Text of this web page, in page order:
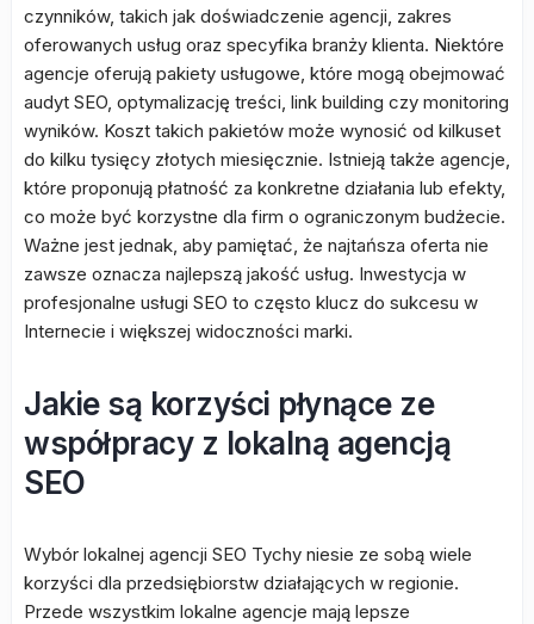
czynników, takich jak doświadczenie agencji, zakres
oferowanych usług oraz specyfika branży klienta. Niektóre
agencje oferują pakiety usługowe, które mogą obejmować
audyt SEO, optymalizację treści, link building czy monitoring
wyników. Koszt takich pakietów może wynosić od kilkuset
do kilku tysięcy złotych miesięcznie. Istnieją także agencje,
które proponują płatność za konkretne działania lub efekty,
co może być korzystne dla firm o ograniczonym budżecie.
Ważne jest jednak, aby pamiętać, że najtańsza oferta nie
zawsze oznacza najlepszą jakość usług. Inwestycja w
profesjonalne usługi SEO to często klucz do sukcesu w
Internecie i większej widoczności marki.
Jakie są korzyści płynące ze
współpracy z lokalną agencją
SEO
Wybór lokalnej agencji SEO Tychy niesie ze sobą wiele
korzyści dla przedsiębiorstw działających w regionie.
Przede wszystkim lokalne agencje mają lepsze